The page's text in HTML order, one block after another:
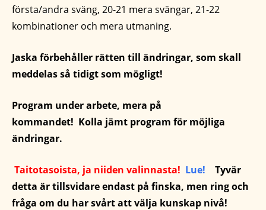
första/andra sväng, 20-21 mera svängar, 21-22
kombinationer och mera utmaning.
Jaska förbehåller rätten till ändringar, som skall
meddelas så tidigt som mögligt!
Program under arbete, mera på
kommandet! Kolla jämt program för möjliga
ändringar.
Taitotasoista, ja niiden valinnasta! Lue! Tyvär
detta är tillsvidare endast på finska, men ring och
fråga om du har svårt att välja kunskap nivå!